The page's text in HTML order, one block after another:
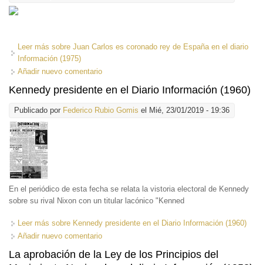
Leer más sobre Juan Carlos es coronado rey de España en el diario
Información (1975)
Añadir nuevo comentario
Kennedy presidente en el Diario Información (1960)
Publicado por Federico Rubio Gomis el Mié, 23/01/2019 - 19:36
En el periódico de esta fecha se relata la vistoria electoral de Kennedy
sobre su rival Nixon con un titular lacónico "Kenned
Leer más sobre Kennedy presidente en el Diario Información (1960)
Añadir nuevo comentario
La aprobación de la Ley de los Principios del